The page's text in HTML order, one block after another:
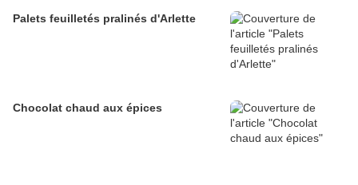
Palets feuilletés pralinés d'Arlette
Chocolat chaud aux épices